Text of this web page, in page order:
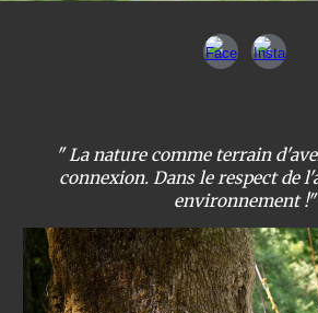
" La nature comme terrain
connexion. Dans le respect de
environnement !"